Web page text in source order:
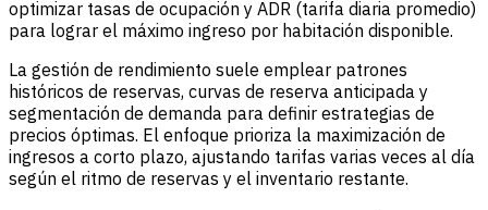
optimizar tasas de ocupación y ADR (tarifa diaria promedio)
para lograr el máximo ingreso por habitación disponible.
La gestión de rendimiento suele emplear patrones
históricos de reservas, curvas de reserva anticipada y
segmentación de demanda para definir estrategias de
precios óptimas. El enfoque prioriza la maximización de
ingresos a corto plazo, ajustando tarifas varias veces al día
según el ritmo de reservas y el inventario restante.